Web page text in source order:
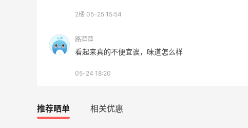
2楼 05-25 15:54
路萍萍
看起来真的不便宜诶，味道怎么样
05-24 18:20
推荐晒单 相关优惠
42人获得返利
最高10%返利
6%返利